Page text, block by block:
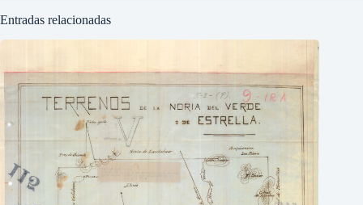
Entradas relacionadas